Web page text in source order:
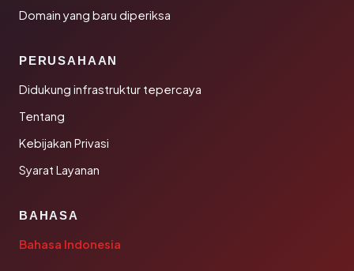
Domain yang baru diperiksa
PERUSAHAAN
Didukung infrastruktur tepercaya
Tentang
Kebijakan Privasi
Syarat Layanan
BAHASA
Bahasa Indonesia